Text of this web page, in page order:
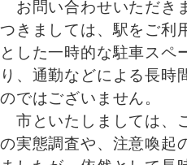
お問い合わせいただき
つきましては、駅をご利
とした一時的な駐車スペ
り、通勤などによる長時
のではございません。
市といたしましては、
の実態調査や、注意喚起